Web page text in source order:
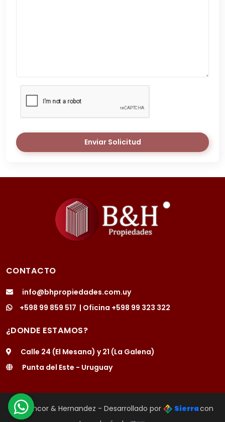
Enviar Solicitud
CONTACTO
info@bhpropiedades.com.uy
+598 99 859 517 | Oficina +598 99 323 322
¿DONDE ESTAMOS?
Calle 24 (El Mesana) y 21 (La Galena)
Punta del Este - Uruguay
Bentancor & Hernandez - Desarrollado por Sierracon